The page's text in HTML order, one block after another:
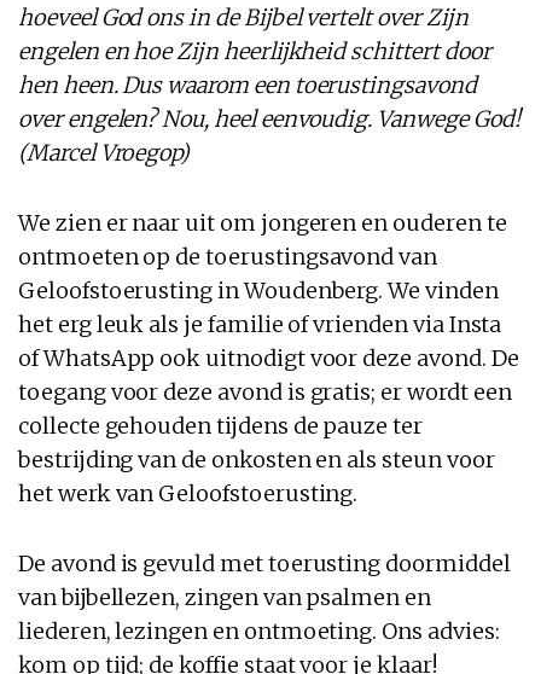
hoeveel God ons in de Bijbel vertelt over Zijn
engelen en hoe Zijn heerlijkheid schittert door
hen heen. Dus waarom een toerustingsavond
over engelen? Nou, heel eenvoudig. Vanwege God!
(Marcel Vroegop)
We zien er naar uit om jongeren en ouderen te
ontmoeten op de toerustingsavond van
Geloofstoerusting in Woudenberg. We vinden
het erg leuk als je familie of vrienden via Insta
of WhatsApp ook uitnodigt voor deze avond. De
toegang voor deze avond is gratis; er wordt een
collecte gehouden tijdens de pauze ter
bestrijding van de onkosten en als steun voor
het werk van Geloofstoerusting.
De avond is gevuld met toerusting doormiddel
van bijbellezen, zingen van psalmen en
liederen, lezingen en ontmoeting. Ons advies:
kom op tijd; de koffie staat voor je klaar!